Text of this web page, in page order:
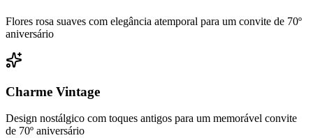
Flores rosa suaves com elegância atemporal para um convite de 70º
aniversário
Charme Vintage
Design nostálgico com toques antigos para um memorável convite
de 70º aniversário